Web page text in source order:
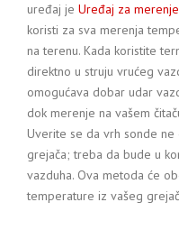
uređaj je Uređaj za
koristi za sva merenja
na terenu. Kada koristite
direktno u struju vrućeg
omogućava dobar udar
dok merenje na vašem
Uverite se da vrh sonde
grejača; treba da bude u
vazduha. Ova metoda će
temperature iz vašeg